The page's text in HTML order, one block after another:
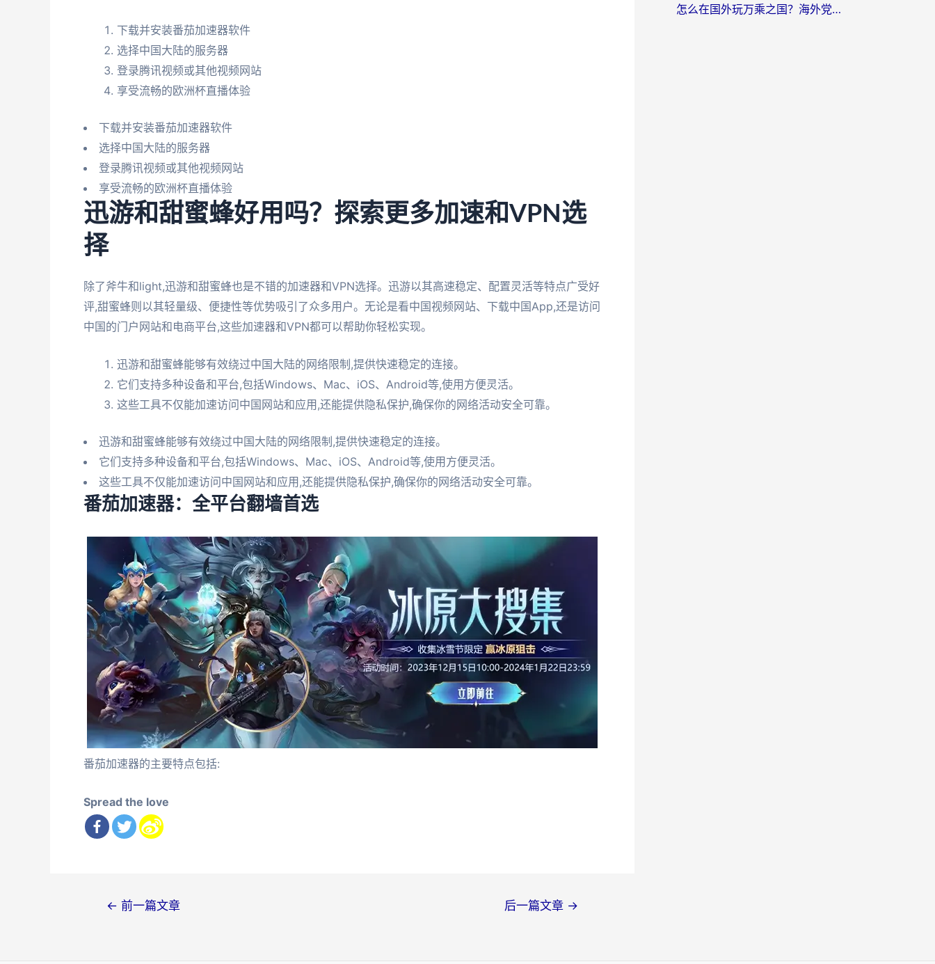
下载并安装番茄加速器软件
选择中国大陆的服务器
登录腾讯视频或其他视频网站
享受流畅的欧洲杯直播体验
下载并安装番茄加速器软件
选择中国大陆的服务器
登录腾讯视频或其他视频网站
享受流畅的欧洲杯直播体验
迅游和甜蜜蜂好用吗？探索更多加速和VPN选
择
除了斧牛和light,迅游和甜蜜蜂也是不错的加速器和VPN选择。迅游以其高速稳定、配置灵活等特点广受好
评,甜蜜蜂则以其轻量级、便捷性等优势吸引了众多用户。无论是看中国视频网站、下载中国App,还是访问
中国的门户网站和电商平台,这些加速器和VPN都可以帮助你轻松实现。
迅游和甜蜜蜂能够有效绕过中国大陆的网络限制,提供快速稳定的连接。
它们支持多种设备和平台,包括Windows、Mac、iOS、Android等,使用方便灵活。
这些工具不仅能加速访问中国网站和应用,还能提供隐私保护,确保你的网络活动安全可靠。
迅游和甜蜜蜂能够有效绕过中国大陆的网络限制,提供快速稳定的连接。
它们支持多种设备和平台,包括Windows、Mac、iOS、Android等,使用方便灵活。
这些工具不仅能加速访问中国网站和应用,还能提供隐私保护,确保你的网络活动安全可靠。
番茄加速器：全平台翻墙首选
番茄加速器的主要特点包括:
Spread the love
← 前一篇文章 后一篇文章 →
怎么在国外玩万乘之国？海外党亲测：突破限制的3个实用技巧